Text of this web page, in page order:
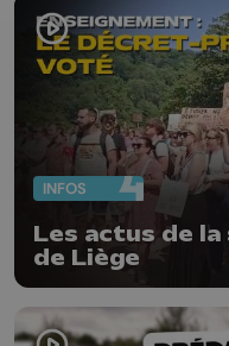
INFOS
Les actus de
de Liège